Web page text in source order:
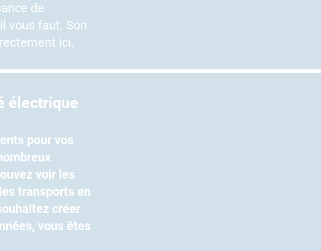
de
vous faut. Son
ici.
électrique
pour vos
voir les
transports en
créer
vous êtes